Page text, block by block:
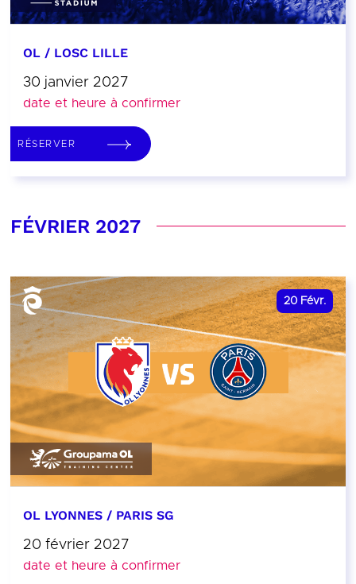
OL / LOSC LILLE
30 janvier 2027
date et heure à confirmer
RÉSERVER
FÉVRIER 2027
20 Févr.
OL LYONNES / PARIS SG
20 février 2027
date et heure à confirmer